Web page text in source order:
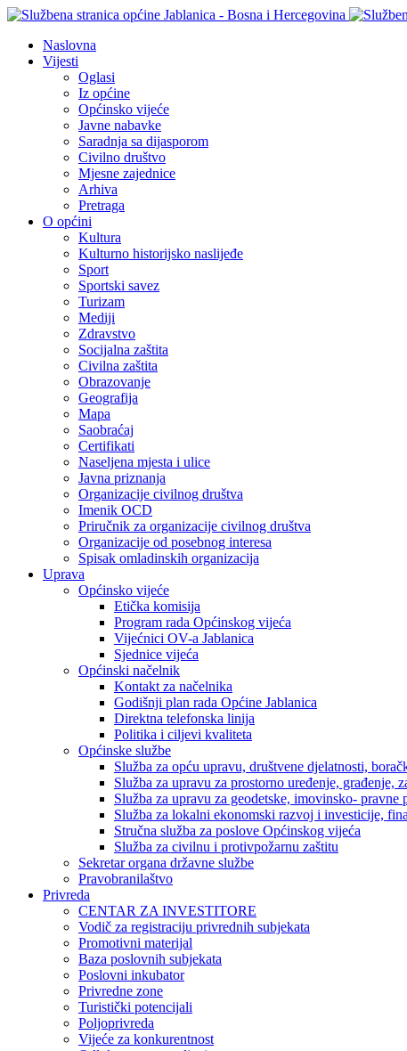
Naslovna
Vijesti
Oglasi
Iz općine
Općinsko vijeće
Javne nabavke
Saradnja sa dijasporom
Civilno društvo
Mjesne zajednice
Arhiva
Pretraga
O općini
Kultura
Kulturno historijsko naslijeđe
Sport
Sportski savez
Turizam
Mediji
Zdravstvo
Socijalna zaštita
Civilna zaštita
Obrazovanje
Geografija
Mapa
Saobraćaj
Certifikati
Naseljena mjesta i ulice
Javna priznanja
Organizacije civilnog društva
Imenik OCD
Priručnik za organizacije civilnog društva
Organizacije od posebnog interesa
Spisak omladinskih organizacija
Uprava
Općinsko vijeće
Etička komisija
Program rada Općinskog vijeća
Vijećnici OV-a Jablanica
Sjednice vijeća
Općinski načelnik
Kontakt za načelnika
Godišnji plan rada Općine Jablanica
Direktna telefonska linija
Politika i ciljevi kvaliteta
Općinske službe
Služba za opću upravu, društvene djelatnosti,
Služba za upravu za prostorno uređenje, građenje,
Služba za upravu za geodetske, imovinsko- pravne
Služba za lokalni ekonomski razvoj i investicije,
Stručna služba za poslove Općinskog vijeća
Služba za civilnu i protivpožarnu zaštitu
Sekretar organa državne službe
Pravobranilaštvo
Privreda
CENTAR ZA INVESTITORE
Vodič za registraciju privrednih subjekata
Promotivni materijal
Baza poslovnih subjekata
Poslovni inkubator
Privredne zone
Turistički potencijali
Poljoprivreda
Vijeće za konkurentnost